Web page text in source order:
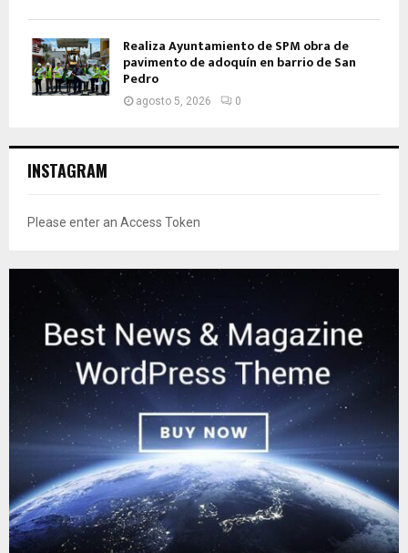
Realiza Ayuntamiento de SPM obra de
pavimento de adoquín en barrio de San
Pedro
agosto 5, 2026 0
INSTAGRAM
Please enter an Access Token